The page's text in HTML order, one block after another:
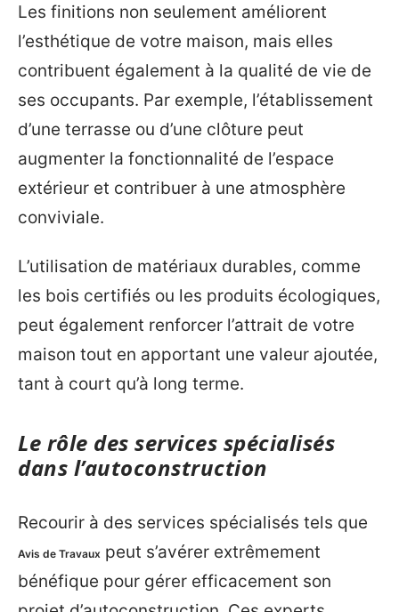
Les finitions non seulement améliorent
l’esthétique de votre maison, mais elles
contribuent également à la qualité de vie de
ses occupants. Par exemple, l’établissement
d’une terrasse ou d’une clôture peut
augmenter la fonctionnalité de l’espace
extérieur et contribuer à une atmosphère
conviviale.
L’utilisation de matériaux durables, comme
les bois certifiés ou les produits écologiques,
peut également renforcer l’attrait de votre
maison tout en apportant une valeur ajoutée,
tant à court qu’à long terme.
Le rôle des services spécialisés
dans l’autoconstruction
Recourir à des services spécialisés tels que
Avis de Travaux peut s’avérer extrêmement
bénéfique pour gérer efficacement son